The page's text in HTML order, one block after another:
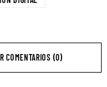
COMENTARIOS (0)